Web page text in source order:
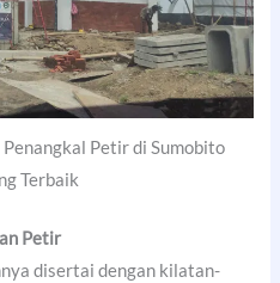
Petir di Sumobito
Terbaik
Petir
disertai dengan kilatan-